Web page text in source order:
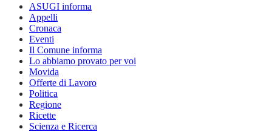
ASUGI informa
Appelli
Cronaca
Eventi
Il Comune informa
Lo abbiamo provato per voi
Movida
Offerte di Lavoro
Politica
Regione
Ricette
Scienza e Ricerca